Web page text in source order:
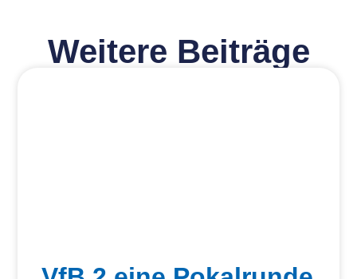
Weitere Beiträge